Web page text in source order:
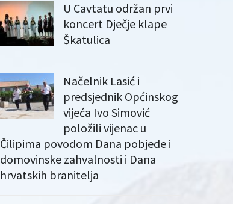
U Cavtatu održan prvi
koncert Dječje klape
Škatulica
Načelnik Lasić i
predsjednik Općinskog
vijeća Ivo Simović
položili vijenac u
Čilipima povodom Dana pobjede i
domovinske zahvalnosti i Dana
hrvatskih branitelja